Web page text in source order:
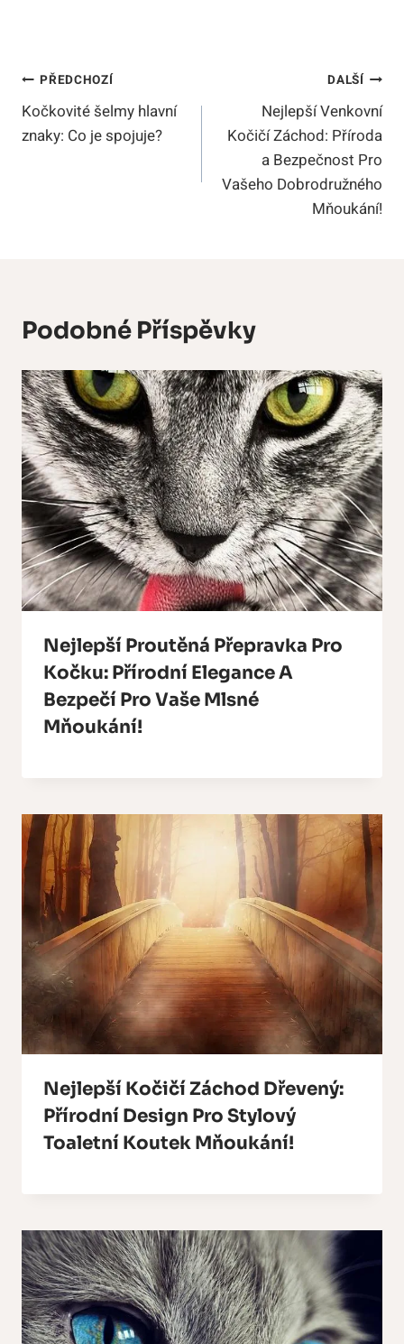
Navigace
Pro
Příspěvek
PŘEDCHOZÍ
Kočkovité šelmy hlavní
znaky: Co je spojuje?
DALŠÍ
Nejlepší Venkovní
Kočičí Záchod: Příroda
a Bezpečnost Pro
Vašeho Dobrodružného
Mňoukání!
Podobné Příspěvky
Nejlepší Proutěná Přepravka Pro
Kočku: Přírodní Elegance A
Bezpečí Pro Vaše Mlsné
Mňoukání!
Nejlepší Kočičí Záchod Dřevený:
Přírodní Design Pro Stylový
Toaletní Koutek Mňoukání!